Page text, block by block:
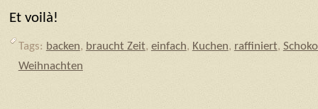
Et voilà!
Tags: backen, braucht Zeit, einfach, Kuchen, raffiniert,
Weihnachten